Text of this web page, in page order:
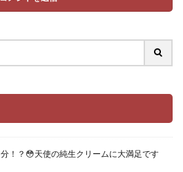
分！？😳天使の純生クリームに大満足です